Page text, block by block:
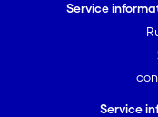
Service
Service